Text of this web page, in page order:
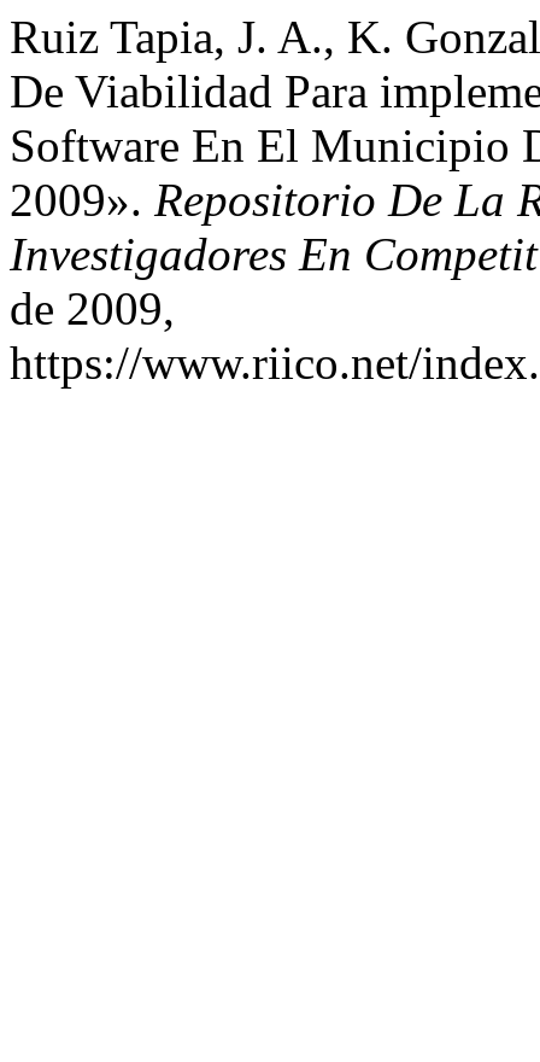
Ruiz Tapia, J. A., K.
De Viabilidad Para
Software En El Municipio
2009». Repositorio De La
Investigadores En
de 2009,
https://www.riico.net/